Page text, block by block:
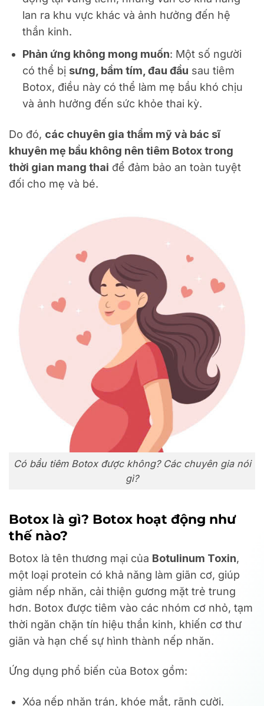
lan ra khu vực khác và ảnh hưởng đến hệ
thần kinh.
Phản ứng không mong muốn: Một số người
có thể bị sưng, bầm tím, đau đầu sau tiêm
Botox, điều này có thể làm mẹ bầu khó chịu
và ảnh hưởng đến sức khỏe thai kỳ.
Do đó, các chuyên gia thẩm mỹ và bác sĩ
khuyên mẹ bầu không nên tiêm Botox trong
thời gian mang thai để đảm bảo an toàn tuyệt
đối cho mẹ và bé.
Có bầu tiêm Botox được không? Các chuyên gia nói
gì?
Botox là gì? Botox hoạt động như
thế nào?
Botox là tên thương mại của Botulinum Toxin,
một loại protein có khả năng làm giãn cơ, giúp
giảm nếp nhăn, cải thiện gương mặt trẻ trung
hơn. Botox được tiêm vào các nhóm cơ nhỏ, tạm
thời ngăn chặn tín hiệu thần kinh, khiến cơ thư
giãn và hạn chế sự hình thành nếp nhăn.
Ứng dụng phổ biến của Botox gồm:
Xóa nếp nhăn trán, khóe mắt, rãnh cười.